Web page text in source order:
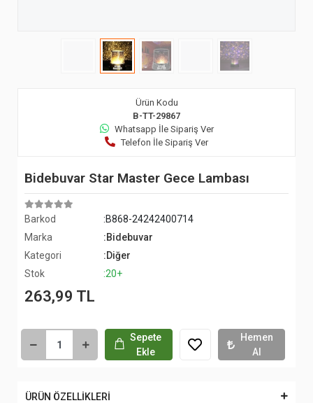
Ürün Kodu
B-TT-29867
Whatsapp İle Sipariş Ver
Telefon İle Sipariş Ver
Bidebuvar Star Master Gece Lambası
Barkod
:B868-24242400714
Marka
:Bidebuvar
Kategori
:Diğer
Stok
:20+
263,99 TL
Sepete
Ekle
Hemen
Al
ÜRÜN ÖZELLİKLERİ